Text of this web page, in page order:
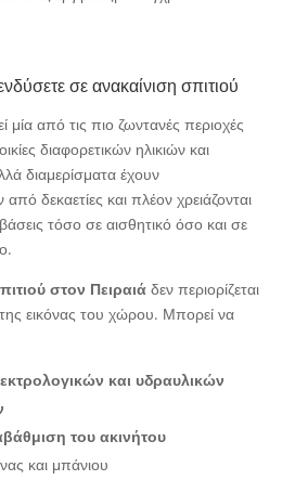
σε ανακαίνιση σπιτιού
μία από τις πιο ζωντανές περιοχές
διαφορετικών ηλικιών και
διαμερίσματα έχουν
δεκαετίες και πλέον χρειάζονται
τόσο σε αισθητικό όσο και σε
στον Πειραιάδεν περιορίζεται
εικόνας του χώρου. Μπορεί να
και υδραυλικών
του ακινήτου
και μπάνιου